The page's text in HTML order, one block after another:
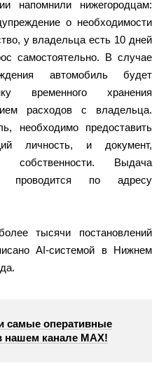
напомнили нижегородцам:
о необходимости
у владельца есть 10 дней
самостоятельно. В случае
автомобиль будет
временного хранения
расходов с владельца.
необходимо предоставить
личность, и документ,
собственности. Выдача
проводится по адресу
тысячи постановлений
AI‑системой в Нижнем
самые оперативные
нашем канале МАХ!